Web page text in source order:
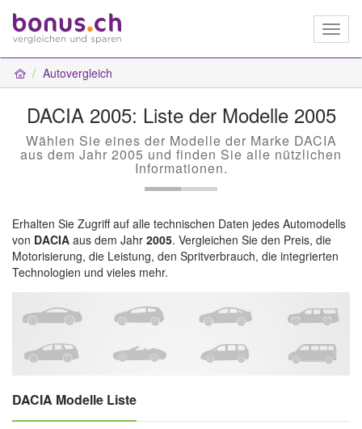
Autovergleich
DACIA 2005: Liste der Modelle 2005
Wählen Sie eines der Modelle der Marke DACIA
aus dem Jahr 2005 und finden Sie alle nützlichen
Informationen.
Erhalten Sie Zugriff auf alle technischen Daten jedes Automodells
von DACIA aus dem Jahr 2005. Vergleichen Sie den Preis, die
Motorisierung, die Leistung, den Spritverbrauch, die integrierten
Technologien und vieles mehr.
DACIA Modelle Liste